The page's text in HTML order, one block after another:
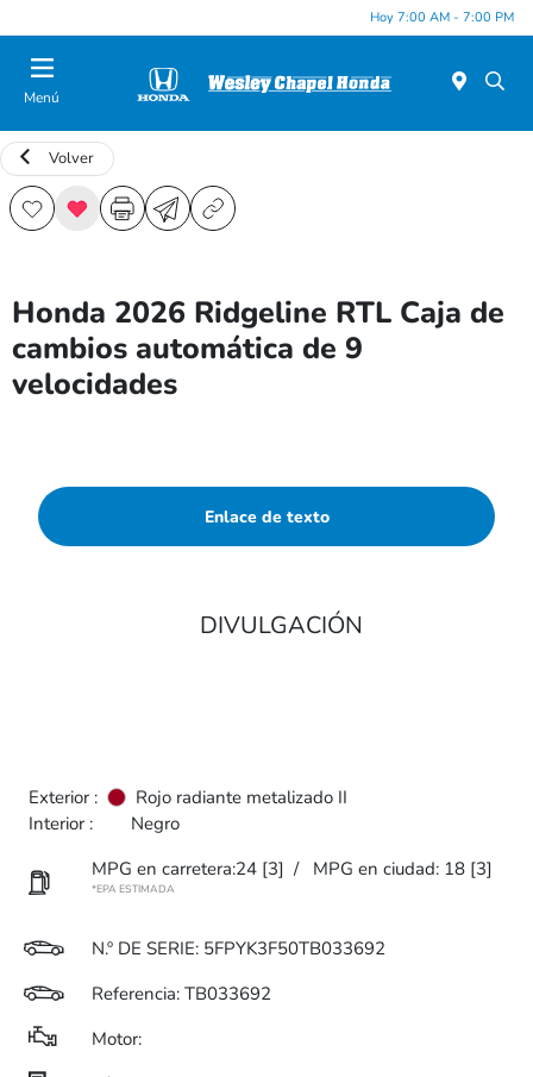
Hoy 7:00 AM - 7:00 PM
Menú
Volver
Honda 2026 Ridgeline RTL Caja de
cambios automática de 9
velocidades
Enlace de texto
DIVULGACIÓN
Exterior :
Rojo radiante metalizado II
Interior :
Negro
MPG en carretera:24 [3] / MPG en ciudad: 18 [3]
*EPA ESTIMADA
N.º DE SERIE: 5FPYK3F50TB033692
Referencia: TB033692
Motor: